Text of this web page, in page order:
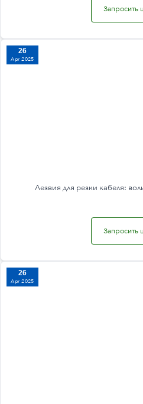
Запросить
26
Apr 2025
Лезвия для резки кабеля:
Запросить
26
Apr 2025